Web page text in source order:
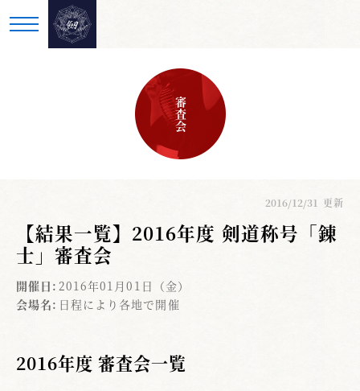
審査会
2016/12/31 更新
【結果一覧】2016年度 剣道称号「錬
士」審査会
開催日: 2016年01月01日（金）
会場名: 日程により各地で開催
2016年度 審査会一覧